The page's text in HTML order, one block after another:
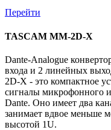
Перейти
TASCAM MM-2D-X
Dante-Analogue
входа и 2 линейных
2D-X - это компактное
сигналы микрофонного
Dante. Оно имеет два
занимает вдвое меньше
высотой 1U.